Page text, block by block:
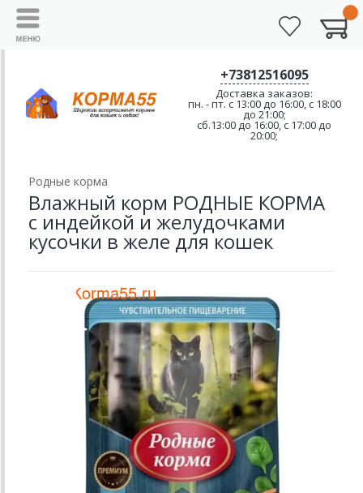
+73812516095
Доставка заказов:
пн. - пт. с 13:00 до 16:00, с 18:00
до 21:00;
сб.13:00 до 16:00, с 17:00 до
20:00;
Родные корма
Влажный корм РОДНЫЕ КОРМА
с индейкой и желудочками
кусочки в желе для кошек